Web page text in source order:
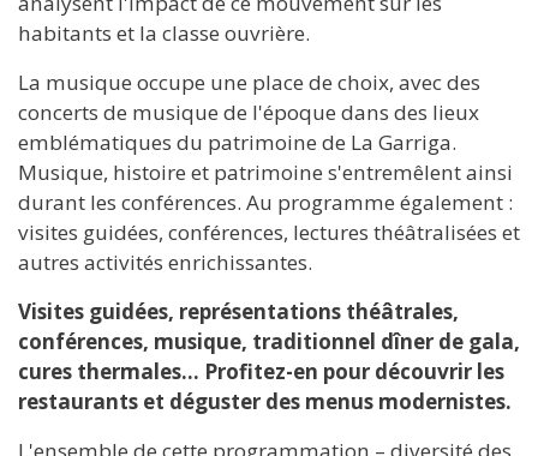
habitants et la classe ouvrière.
La musique occupe une place de choix, avec des
concerts de musique de l'époque dans des lieux
emblématiques du patrimoine de La Garriga.
Musique, histoire et patrimoine s'entremêlent ainsi
durant les conférences. Au programme également :
visites guidées, conférences, lectures théâtralisées et
autres activités enrichissantes.
Visites guidées, représentations théâtrales,
conférences, musique, traditionnel dîner de gala,
cures thermales… Profitez-en pour découvrir les
restaurants et déguster des menus modernistes.